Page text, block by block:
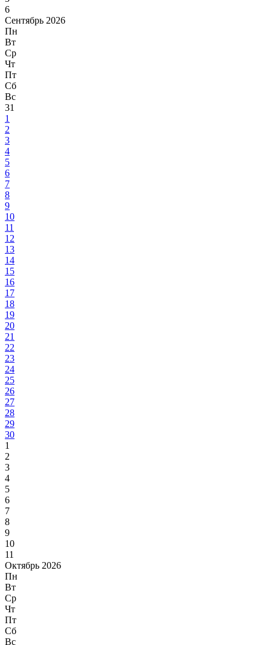
6
Сентябрь 2026
Пн
Вт
Ср
Чт
Пт
Сб
Вс
31
1
2
3
4
5
6
7
8
9
10
11
12
13
14
15
16
17
18
19
20
21
22
23
24
25
26
27
28
29
30
1
2
3
4
5
6
7
8
9
10
11
Октябрь 2026
Пн
Вт
Ср
Чт
Пт
Сб
Вс